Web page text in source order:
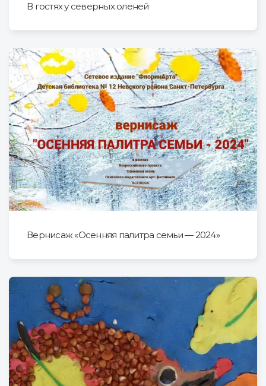
В гостях у северных оленей
Вернисаж «Осенняя палитра семьи — 2024»